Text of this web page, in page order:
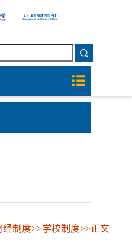
经制度>>学校制度>>正文